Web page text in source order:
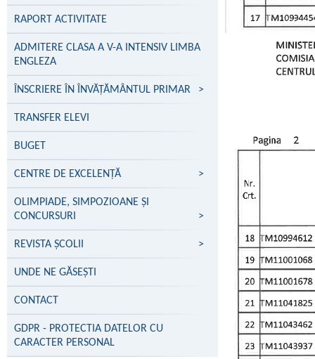
RAPORT ACTIVITATE
ADMITERE CLASA A V-A INTENSIV LIMBA
ENGLEZA
ÎNSCRIERE ÎN ÎNVĂŢĂMÂNTUL PRIMAR >
TRANSFER ELEVI
BUGET
CENTRE DE EXCELENŢĂ >
OLIMPIADE, SIMPOZIOANE ȘI
CONCURSURI
>
REVISTA ȘCOLII >
UNDE NE GĂSEŞTI
CONTACT
GDPR - PROTECTIA DATELOR CU
CARACTER PERSONAL